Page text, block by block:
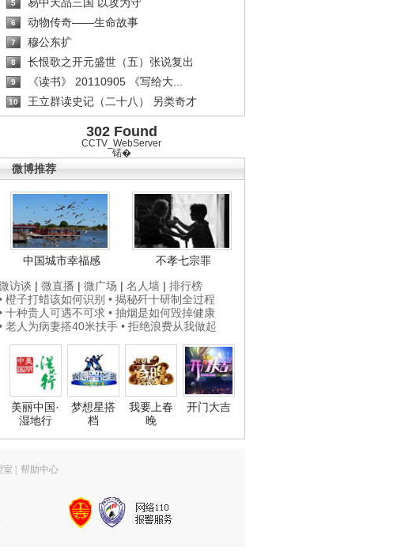
5
6 动物传奇——生命故事
7 穆公东扩
8 长恨歌之开元盛世（五）张说复出
9 《读书》 20110905 《写给大...
10 王立群读史记（二十八） 另类奇才
302 Found
CCTV_WebServer
锘�
微博推荐
中国城市幸福感
不孝七宗罪
访谈 | 微直播 | 微广场 | 名人墙 | 排行榜
橙子打蜡该如何识别 • 揭秘歼十研制全过程
十种贵人可遇不可求 • 抽烟是如何毁掉健康
老人为病妻搭40米扶手 • 拒绝浪费从我做起
美丽中国·
湿地行
梦想星搭
档
我要上春
晚
开门大吉
室 帮助中心